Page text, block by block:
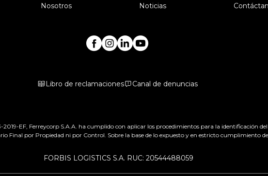
Nosotros Noticias
Libro de reclamaciones Canal de denuncias
EF, Ferreycorp S.A.A. ha cumplido con aplicar los procedimientos para la identificación
Final por Propiedad ni por Control. Sobre la base de lo expuesto y en estricto cumplimiento
FORBIS LOGISTICS S.A. RUC: 20544488059